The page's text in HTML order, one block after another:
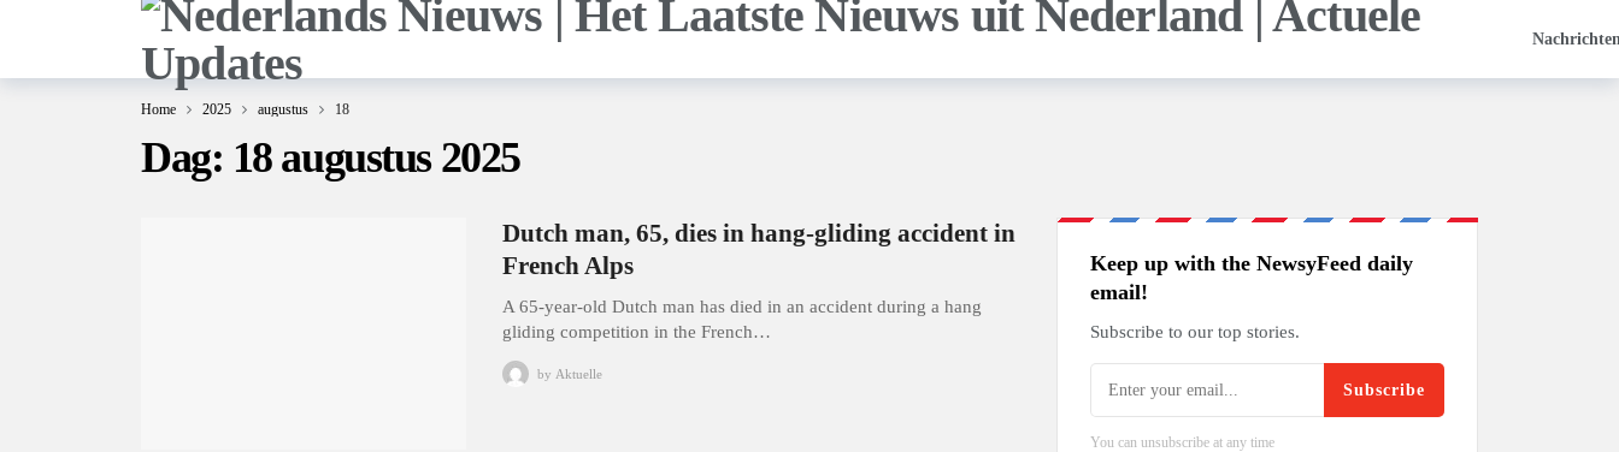
Home 2025 augustus 18
Dag: 18 augustus 2025
Dutch man, 65, dies in hang-gliding accident in
French Alps
A 65-year-old Dutch man has died in an accident during a hang
gliding competition in the French…
by Aktuelle
Keep up with the NewsyFeed daily
email!
Subscribe to our top stories.
Subscribe
You can unsubscribe at any time